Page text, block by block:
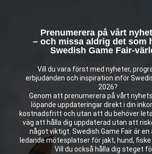
Prenumerera på vårt
– och missa aldrig det som
Swedish Game Fair-
Vill du vara först med nyheter,
erbjudanden och inspiration inför
2026?
Genom att prenumerera på vårt
löpande uppdateringar direkt i din
kostnadsfritt och utan att du behöver leta
väg att hålla dig uppdaterad utan att
något viktigt. Swedish Game Fair är en
ledande mötesplatser för jakt, hund,
Vill du också hålla dig steget